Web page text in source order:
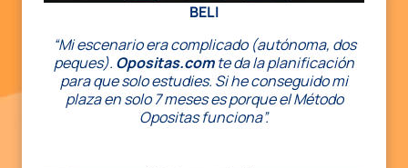
BELI
“Mi escenario era complicado (autónoma, dos
peques). Opositas.comte da la planificación
para que solo estudies. Si he conseguido mi
plaza en solo 7 meses es porque el Método
Opositas funciona”.